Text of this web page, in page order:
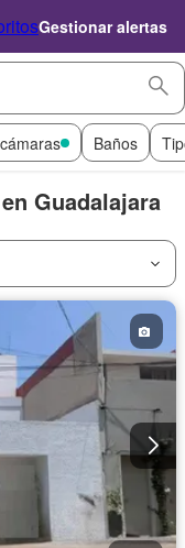
Gestionar alertas
Baños
Guadalajara